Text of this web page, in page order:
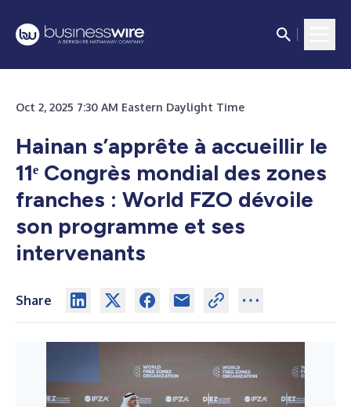
Oct 2, 2025 7:30 AM Eastern Daylight Time
Hainan s’apprête à accueillir le
11ᵉ Congrès mondial des zones
franches : World FZO dévoile
son programme et ses
intervenants
Share